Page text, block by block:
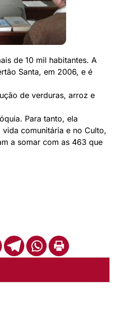
de 10 mil habitantes. A
Santa, em 2006, e é
de verduras, arroz e
Para tanto, ela
comunitária e no Culto,
a somar com as 463 que